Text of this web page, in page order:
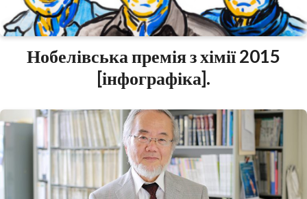
Нобелівська премія з хімії 2015
[інфографіка].